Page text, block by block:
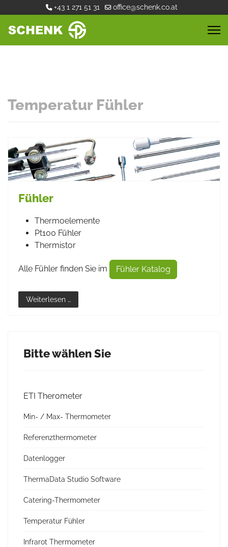
+43 1 271 51 31 office@schenk.co.at
Temperatur Fühler
Fühler
Thermoelemente
Pt100 Fühler
Thermistor
Alle Fühler finden Sie im Fühler Katalog
Weiterlesen …
Bitte wählen Sie
ETI Therometer
Min- / Max- Thermometer
Referenzthermometer
Datenlogger
ThermaData Studio Software
Catering-Thermometer
Temperatur Fühler
Infrarot Thermometer